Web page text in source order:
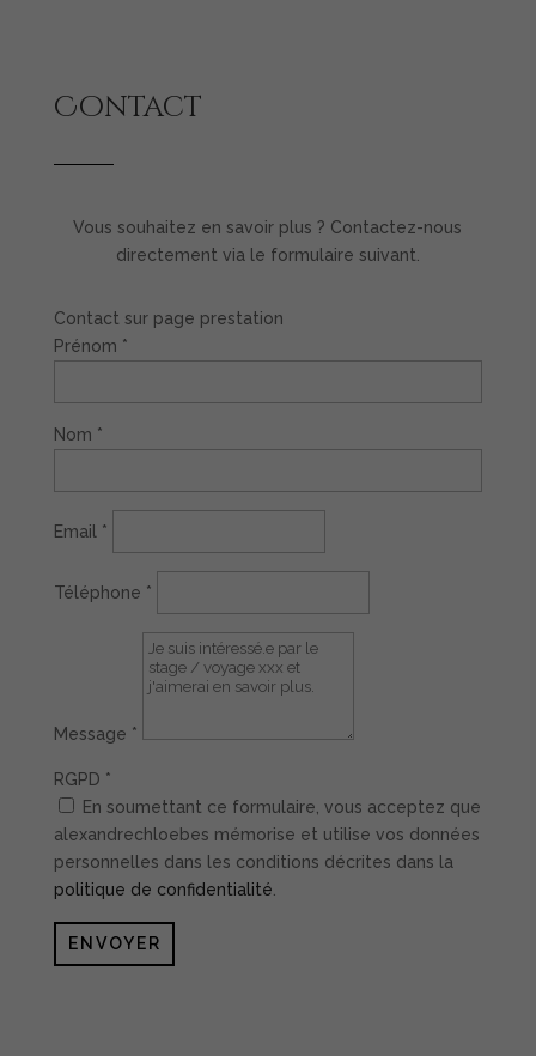
Contact
Vous souhaitez en savoir plus ? Contactez-nous
directement via le formulaire suivant.
Contact sur page prestation
Prénom *
Nom *
Email *
Téléphone *
Message *
RGPD *
En soumettant ce formulaire, vous acceptez que
alexandrechloebes mémorise et utilise vos données
personnelles dans les conditions décrites dans la
politique de confidentialité
ENVOYER